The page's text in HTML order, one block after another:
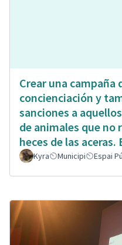
Crear una campaña
concienciación y
sanciones a
de animales que no
heces de las aceras.
Kyra Municipi Espai